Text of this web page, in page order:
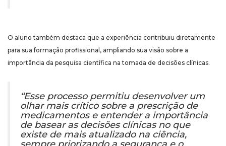
O aluno também destaca que a experiência contribuiu diretamente
para sua formação profissional, ampliando sua visão sobre a
importância da pesquisa científica na tomada de decisões clínicas.
“Esse processo permitiu desenvolver um
olhar mais crítico sobre a prescrição de
medicamentos e entender a importância
de basear as decisões clínicas no que
existe de mais atualizado na ciência,